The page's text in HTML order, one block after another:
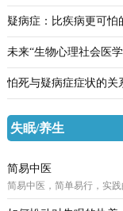
疑病症：比疾病更可怕
未来“生物心理社会医
怕死与疑病症症状的关
失眠/养生
简易中医
简易中医，简单易行，实